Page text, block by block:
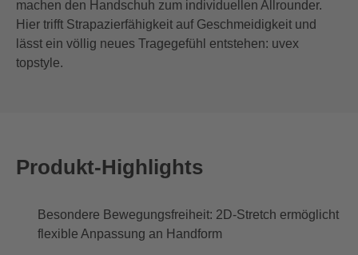
machen den Handschuh zum individuellen Allrounder.
Hier trifft Strapazierfähigkeit auf Geschmeidigkeit und
lässt ein völlig neues Tragegefühl entstehen: uvex
topstyle.
Produkt-Highlights
Besondere Bewegungsfreiheit: 2D-Stretch ermöglicht
flexible Anpassung an Handform